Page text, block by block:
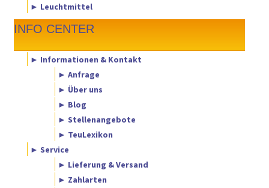
► Leuchtmittel
INFO CENTER
► Informationen & Kontakt
► Anfrage
► Über uns
► Blog
► Stellenangebote
► TeuLexikon
► Service
► Lieferung & Versand
► Zahlarten